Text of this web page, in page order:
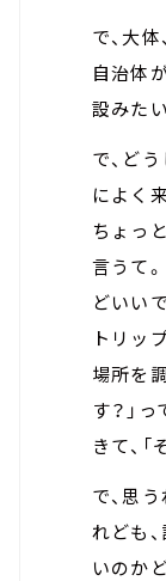
で、大
自治体
設みた
で、ど
によく
ちょっ
言うて
どいい
トリッ
場所を
す？」
きて、「
で、思
れども
いのか